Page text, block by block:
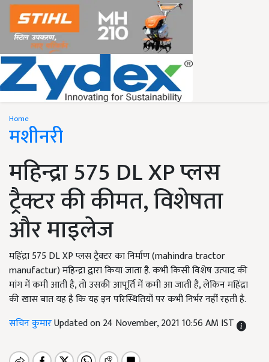
Home
मशीनरी
महिन्द्रा 575 DL XP प्लस
ट्रैक्टर की कीमत, विशेषता
और माइलेज
महिंद्रा 575 DL XP प्लस ट्रैक्टर का निर्माण (mahindra tractor
manufactur) महिन्द्रा द्वारा किया जाता है. कभी किसी विशेष उत्पाद की
मांग में कमी आती है, तो उसकी आपूर्ति में कमी आ जाती है, लेकिन महिंद्रा
की खास बात यह है कि यह इन परिस्थितियों पर कभी निर्भर नहीं रहती है.
सचिन कुमारUpdated on 24 November, 2021 10:56 AM IST